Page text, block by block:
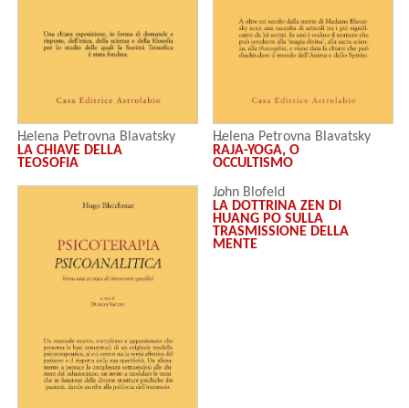
Helena Petrovna Blavatsky
LA CHIAVE DELLA
TEOSOFIA
Helena Petrovna Blavatsky
RAJA-YOGA, O
OCCULTISMO
John Blofeld
LA DOTTRINA ZEN DI
HUANG PO SULLA
TRASMISSIONE DELLA
MENTE